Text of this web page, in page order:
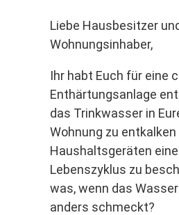
Liebe Hausbesitzer
Wohnungsinhaber,
Ihr habt Euch für eine
Enthärtungsanlage
das Trinkwasser in
Wohnung zu entkalken
Haushaltsgeräten
Lebenszyklus zu
was, wenn das
anders schmeckt?